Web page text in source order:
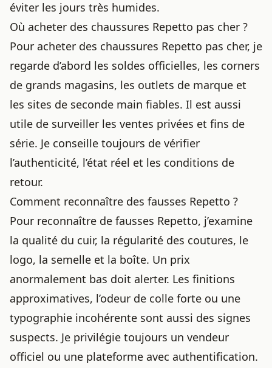
éviter les jours très humides.
Où acheter des chaussures Repetto pas cher ?
Pour acheter des chaussures Repetto pas cher, je
regarde d’abord les soldes officielles, les corners
de grands magasins, les outlets de marque et
les sites de seconde main fiables. Il est aussi
utile de surveiller les ventes privées et fins de
série. Je conseille toujours de vérifier
l’authenticité, l’état réel et les conditions de
retour.
Comment reconnaître des fausses Repetto ?
Pour reconnaître de fausses Repetto, j’examine
la qualité du cuir, la régularité des coutures, le
logo, la semelle et la boîte. Un prix
anormalement bas doit alerter. Les finitions
approximatives, l’odeur de colle forte ou une
typographie incohérente sont aussi des signes
suspects. Je privilégie toujours un vendeur
officiel ou une plateforme avec authentification.